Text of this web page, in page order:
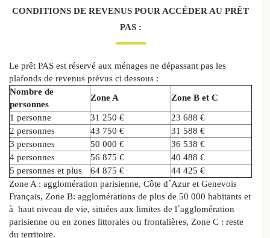
CONDITIONS DE REVENUS POUR ACCÉDER AU PRÊT
PAS :
Le prêt PAS est réservé aux ménages ne dépassant pas les
plafonds de revenus prévus ci dessous :
Nombre de
personnes
Zone A Zone B et C
1 personne 31 250 €
23 688 €
2 personnes
43 750 €
31 588 €
3 personnes
50 000 €
36 538 €
4 personnes
56 875 €
40 488 €
5 personnes et plus
64 875 €
44 425 €
Zone A : agglomération parisienne, Côte d´Azur et Genevois
Français, Zone B: agglomérations de plus de 50 000 habitants et
à haut niveau de vie, situées aux limites de l´agglomération
parisienne ou en zones littorales ou frontalières, Zone C : reste
du territoire.